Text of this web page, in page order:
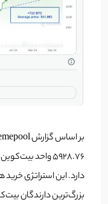
دارد. این استراتژی خرید
بزرگ‌ترین دارندگان